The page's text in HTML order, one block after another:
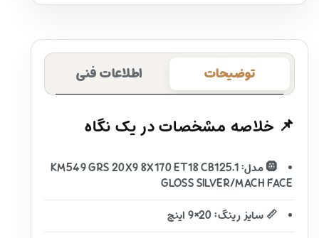
توضیحات اطلاعات فنی
📌 خلاصه مشخصات در یک نگاه
🛞 مدل: KM549 GRS 20X9 8X170 ET18 CB125.1
GLOSS SILVER/MACH FACE
📏 سایز رینگ: 20×9 اینچ